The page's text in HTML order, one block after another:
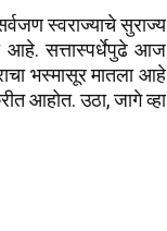
स्वराज्याचे सुराज्य
आहे. सत्तास्पर्धेपुढे आज
भस्मासूर मातला आहे
आहोत. उठा, जागे व्हा